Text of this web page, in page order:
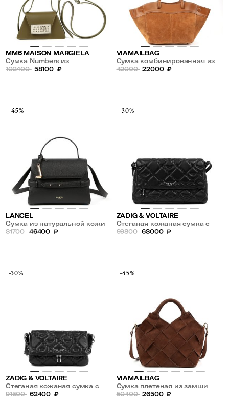
MM6 MAISON MARGIELA
Сумка Numbers из
натуральной кожи
102400 58100 ₽
VIAMAILBAG
Сумка комбинированная из
кожи и замши с двойной
42000 22000 ₽
-45%
LANCEL
Сумка из натуральной кожи
81700 46400 ₽
-30%
ZADIG & VOLTAIRE
Стеганая кожаная сумка с
плечевым ремнем
99800 68000 ₽
-30%
ZADIG & VOLTAIRE
Стеганая кожаная сумка с
плечевым ремнем
91500 62400 ₽
-45%
VIAMAILBAG
Сумка плетеная из замши
50400 26500 ₽